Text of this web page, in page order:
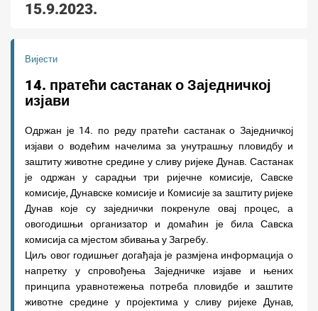
15.9.2023.
Вијести
14. пратећи састанак о Заједничкој
изјави
Одржан је 14. по реду пратећи састанак о Заједничкој
изјави о водећим начелима за унутрашњу пловидбу и
заштиту животне средине у сливу ријеке Дунав. Састанак
је одржан у сарадњи три ријечне комисије, Савске
комисије, Дунавске комисије и Комисије за заштиту ријеке
Дунав које су заједнички покренуле овај процес, а
овогодишњи организатор и домаћин је била Савска
комисија са мјестом збивања у Загребу.
Циљ овог годишњег догађаја је размјена информација о
напретку у спровођења Заједничке изјаве и њених
принципа уравнотежења потреба пловидбе и заштите
животне средине у пројектима у сливу ријеке Дунав,